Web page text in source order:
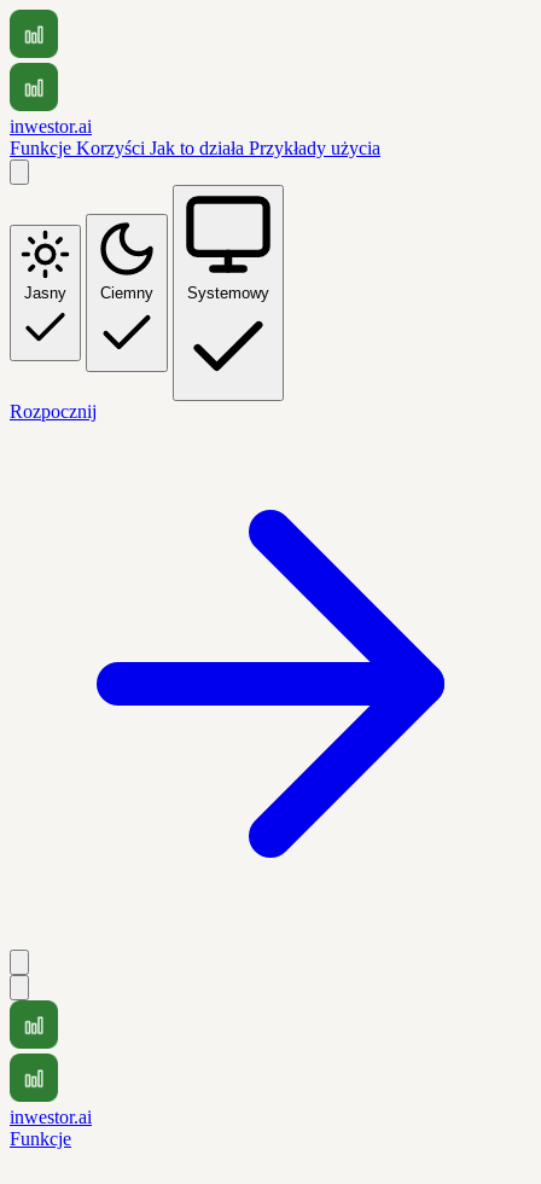
inwestor.ai
Funkcje Korzyści Jak to działa Przykłady użycia
Jasny Ciemny Systemowy
Rozpocznij
inwestor.ai
Funkcje